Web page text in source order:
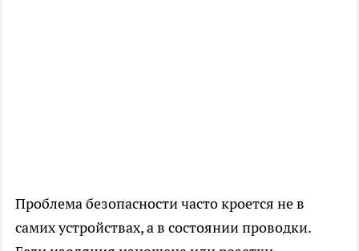
Проблема безопасности часто кроется не в
самих устройствах, а в состоянии проводки.